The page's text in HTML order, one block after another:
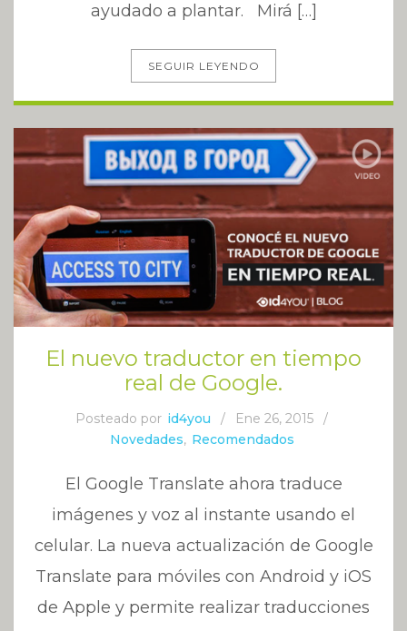
ayudado a plantar. Mirá […]
SEGUIR LEYENDO
El nuevo traductor en tiempo
real de Google.
Posteado por id4you / Ene 26, 2015
/
Novedades, Recomendados
El Google Translate ahora traduce
imágenes y voz al instante usando el
celular. La nueva actualización de Google
Translate para móviles con Android y iOS
de Apple y permite realizar traducciones